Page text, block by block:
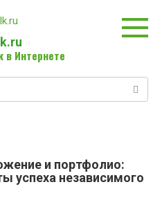
в Интернете
и портфолио:
успеха независимого